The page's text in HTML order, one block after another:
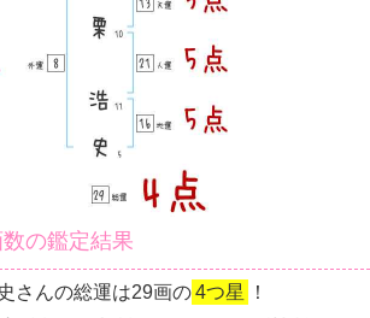
の鑑定結果
さんの総運は29画の4つ星 ！